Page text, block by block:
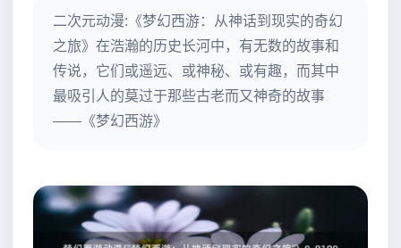
二次元动漫:《梦幻西游：从神话到现实的奇幻
之旅》在浩瀚的历史长河中，有无数的故事和
传说，它们或遥远、或神秘、或有趣，而其中
最吸引人的莫过于那些古老而又神奇的故事
——《梦幻西游》